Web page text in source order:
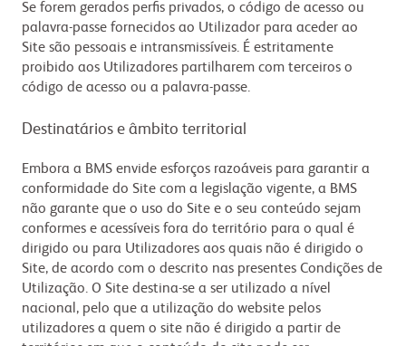
Se forem gerados perfis privados, o código de acesso ou
palavra-passe fornecidos ao Utilizador para aceder ao
Site são pessoais e intransmissíveis. É estritamente
proibido aos Utilizadores partilharem com terceiros o
código de acesso ou a palavra-passe.
Destinatários e âmbito territorial
Embora a BMS envide esforços razoáveis para garantir a
conformidade do Site com a legislação vigente, a BMS
não garante que o uso do Site e o seu conteúdo sejam
conformes e acessíveis fora do território para o qual é
dirigido ou para Utilizadores aos quais não é dirigido o
Site, de acordo com o descrito nas presentes Condições de
Utilização. O Site destina-se a ser utilizado a nível
nacional, pelo que a utilização do website pelos
utilizadores a quem o site não é dirigido a partir de